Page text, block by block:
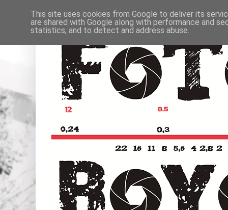
This site uses cookies from Google to deliver its
are shared with Google along with performance and
statistics, and to detect and address abuse.